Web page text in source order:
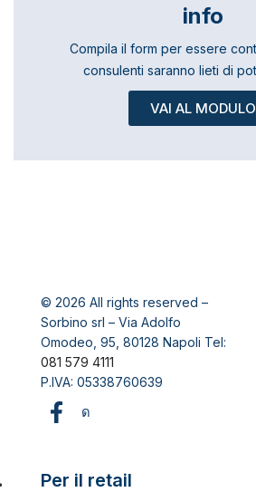
info
Compila il form per essere
consulenti saranno lieti di
VAI AL MODULO
© 2026 All rights reserved –
Sorbino srl – Via Adolfo
Omodeo, 95, 80128 Napoli Tel:
081 579 4111
P.IVA: 05338760639
Per il retail